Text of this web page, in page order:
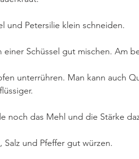
und Petersilie klein schneiden.
einer Schüssel gut mischen. Am
unterrühren. Man kann auch
noch das Mehl und die Stärke
Salz und Pfeffer gut würzen.